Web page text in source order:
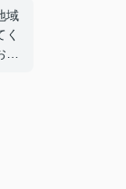
域